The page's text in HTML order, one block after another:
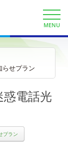
MENU
らせプラン
電話光
プラン